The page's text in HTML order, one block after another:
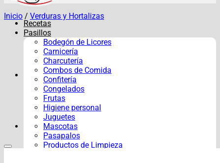
Recetas
Pasillos
Bodegón de Licores
Carnicería
Charcutería
Combos de Comida
Confitería
Congelados
Frutas
Higiene personal
Juguetes
Mascotas
Pasapalos
Productos de Limpieza
Inicio / Verduras y Hortalizas